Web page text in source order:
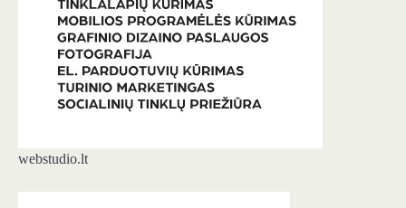
webstudio.lt